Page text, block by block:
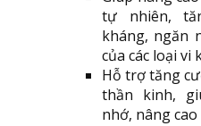
tự nhiên,
kháng, ngăn
của các loại vi
Hỗ trợ tăng
thần kinh,
nhớ, nâng